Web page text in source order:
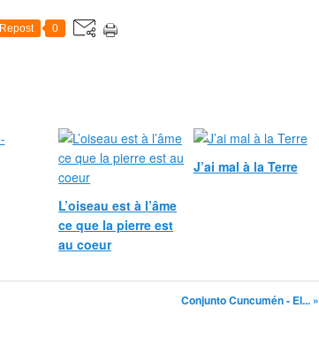
Repost 0
L’oiseau est à l’âme
ce que la pierre est
au coeur
J’ai mal à la Terre
Conjunto Cuncumén - El... »